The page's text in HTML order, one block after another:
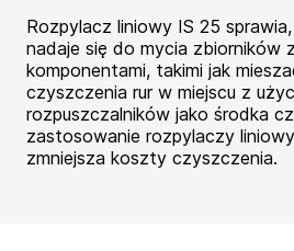
Rozpylacz liniowy IS 25
nadaje się do mycia zbiorników
komponentami, takimi jak
czyszczenia rur w miejscu z
rozpuszczalników jako środka
zastosowanie rozpylaczy
zmniejsza koszty czyszczenia.